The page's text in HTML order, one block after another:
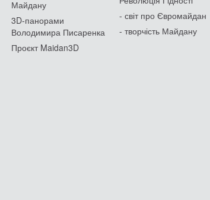
Майдану
3D-панорами
Володимира Писаренка
Проєкт Maidan3D
- світ про Євромайдан
- творчість Майдану